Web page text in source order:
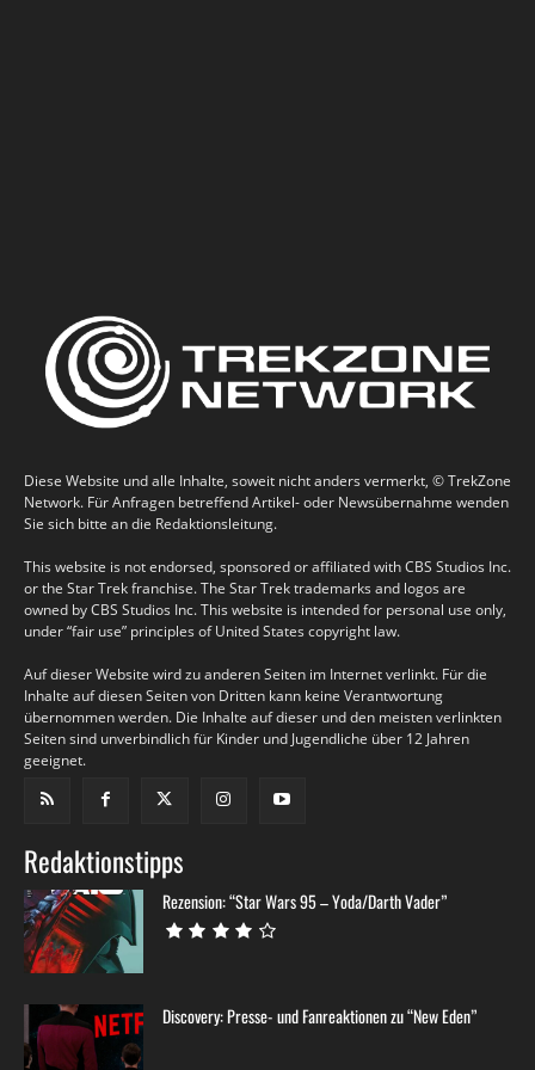
Diese Website und alle Inhalte, soweit nicht anders vermerkt, © TrekZone
Network. Für Anfragen betreffend Artikel- oder Newsübernahme wenden
Sie sich bitte an die Redaktionsleitung.
This website is not endorsed, sponsored or affiliated with CBS Studios Inc.
or the Star Trek franchise. The Star Trek trademarks and logos are
owned by CBS Studios Inc. This website is intended for personal use only,
under “fair use” principles of United States copyright law.
Auf dieser Website wird zu anderen Seiten im Internet verlinkt. Für die
Inhalte auf diesen Seiten von Dritten kann keine Verantwortung
übernommen werden. Die Inhalte auf dieser und den meisten verlinkten
Seiten sind unverbindlich für Kinder und Jugendliche über 12 Jahren
geeignet.
Redaktionstipps
Rezension: “Star Wars 95 – Yoda/Darth Vader”
Discovery: Presse- und Fanreaktionen zu “New Eden”